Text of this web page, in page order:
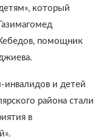
который
помощник
инвалидов и детей
района стали
в